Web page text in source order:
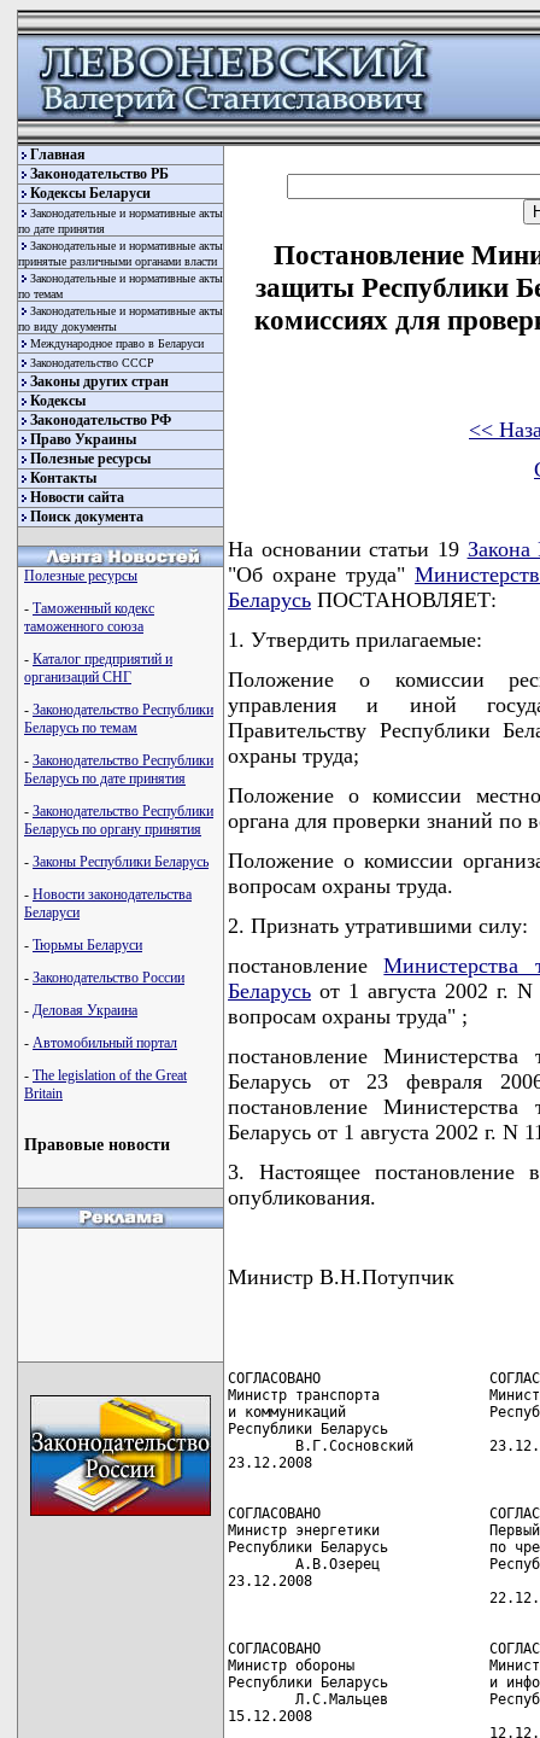
Главная
Законодательство РБ
Кодексы Беларуси
Законодательные и нормативные акты
по дате принятия
Законодательные и нормативные акты
принятые различными органами власти
Законодательные и нормативные акты
по темам
Законодательные и нормативные акты
по виду документы
Международное право в Беларуси
Законодательство СССР
Законы других стран
Кодексы
Законодательство РФ
Право Украины
Полезные ресурсы
Контакты
Новости сайта
Поиск документа
Полезные ресурсы
- Таможенный кодекс
таможенного союза
- Каталог предприятий и
организаций СНГ
- Законодательство Республики
Беларусь по темам
- Законодательство Республики
Беларусь по дате принятия
- Законодательство Республики
Беларусь по органу принятия
- Законы Республики Беларусь
- Новости законодательства
Беларуси
- Тюрьмы Беларуси
- Законодательство России
- Деловая Украина
- Автомобильный портал
- The legislation of the Great
Britain
Правовые новости
Постановление
защиты Республики
комиссиях для
<<
На основании статьи 19 Закона
"Об охране труда"
Беларусь ПОСТАНОВЛЯЕТ:
1. Утвердить прилагаемые:
Положение о комиссии
управления и иной
Правительству Республики
охраны труда;
Положение о комиссии
органа для проверки знаний по
Положение о комиссии
вопросам охраны труда.
2. Признать утратившими силу:
постановлениеМинистерства
Беларусь от 1 августа 2002 г.
вопросам охраны труда" ;
постановление
Беларусь от 23 февраля
постановление
Беларусь от 1 августа 2002 г. N
3. Настоящее постановление
опубликования.
Министр В.Н.Потупчик
СОГЛАСОВАНО
Министр транспорта             Министр
и коммуникаций
Республики Беларусь
В.Г.Сосновский
СОГЛАСОВАНО
Министр энергетики             Первый
Республики Беларусь            по
А.В.Озерец
23.12.2008
СОГЛАСОВАНО
Министр обороны
Республики Беларусь            и
Л.С.Мальцев
15.12.2008